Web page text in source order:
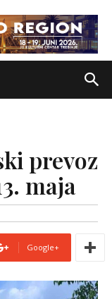
prevoz
maja
Google+